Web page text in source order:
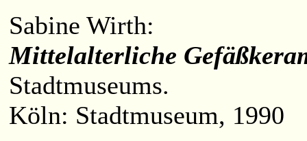
Sabine Wirth:
Mittelalterliche
Stadtmuseums.
Köln: Stadtmuseum, 1990